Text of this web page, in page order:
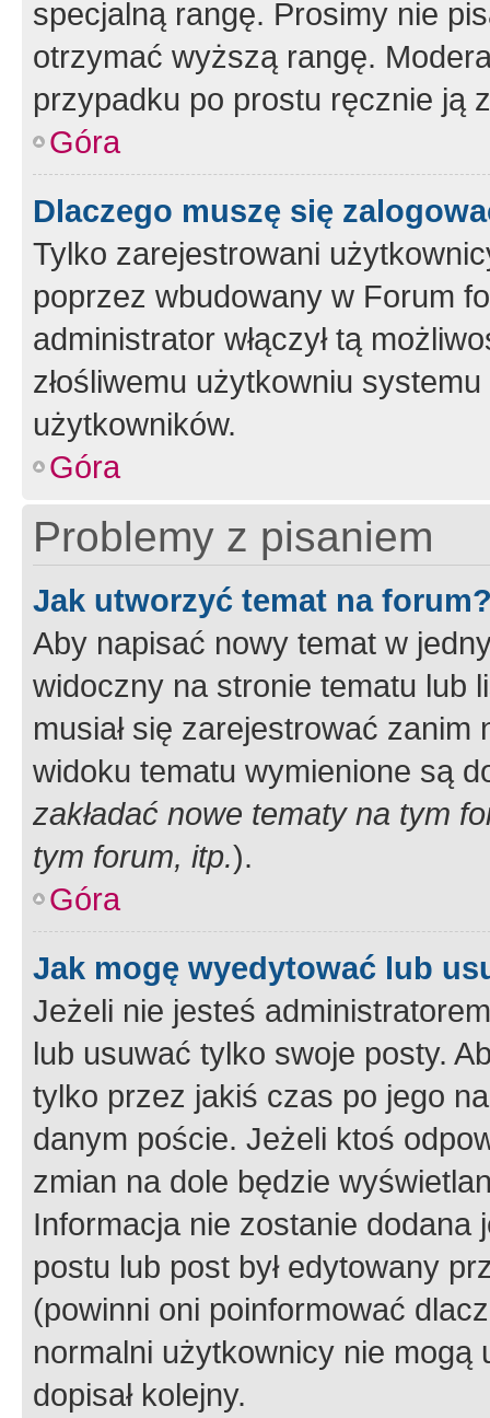
specjalną rangę. Prosimy nie
otrzymać wyższą rangę.
przypadku po prostu ręcznie ją
Góra
Dlaczego muszę się
Tylko zarejestrowani
poprzez wbudowany w Forum
administrator włączył tą
złośliwemu użytkowniu
użytkowników.
Góra
Problemy z pisaniem
Jak utworzyć temat na
Aby napisać nowy temat w
widoczny na stronie tematu lub
musiał się zarejestrować
widoku tematu wymienione są
zakładać nowe tematy na tym
tym forum, itp.).
Góra
Jak mogę wyedytować lub
Jeżeli nie jesteś
lub usuwać tylko swoje posty.
tylko przez jakiś czas po jego
danym poście. Jeżeli ktoś
zmian na dole będzie
Informacja nie zostanie dodana
postu lub post był edytowany
(powinni oni poinformować
normalni użytkownicy nie
dopisał kolejny.